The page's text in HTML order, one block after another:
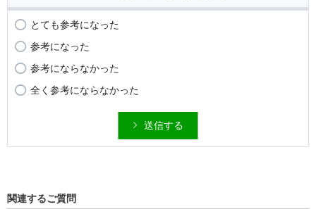
とても参考になった
参考になった
参考にならなかった
全く参考にならなかった
送信する
関連するご質問